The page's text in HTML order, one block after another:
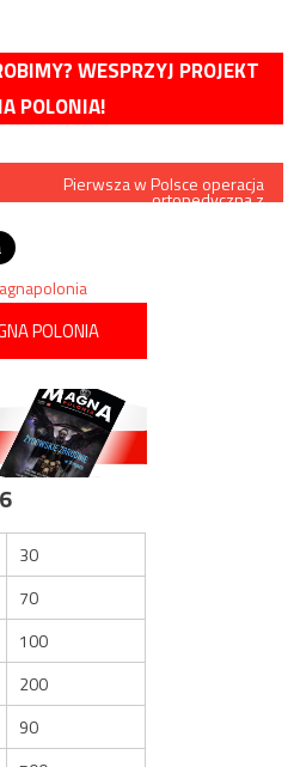
WESPRZYJ PROJEKT
POLONIA!
Pierwsza w Polsce operacja
ortopedyczna z
POLONIA
30
70
100
200
90